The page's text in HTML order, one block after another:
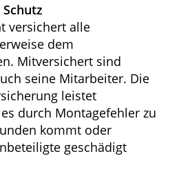
versichert alle
dem
Mitversichert sind
seine Mitarbeiter. Die
leistet
durch Montagefehler zu
kommt oder
geschädigt